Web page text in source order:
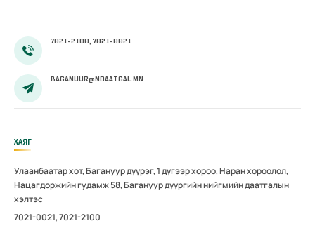
7021-2100, 7021-0021
BAGANUUR@NDAATGAL.MN
ХАЯГ
Улаанбаатар хот, Багануур дүүрэг, 1 дүгээр хороо, Наран хороолол,
Нацагдоржийн гудамж 58, Багануур дүүргийн нийгмийн даатгалын
хэлтэс
7021-0021, 7021-2100